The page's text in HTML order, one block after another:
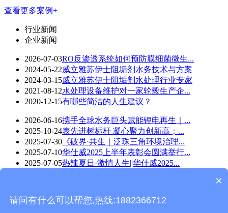
查看更多案例+
行业新闻
企业新闻
2026-07-03RO反渗透系统如何预防膜细菌微生...
2024-05-22威立雅苏伊士阻垢剂水务技术与方案
2024-03-15威立雅苏伊士阻垢剂水处理行业专家
2021-08-12水处理设备维护对一家轮毂生产企...
2020-12-15有哪些简洁的人生建议？
2026-06-16携手全球水务巨头赋能锂电再生｜...
2025-10-24表先进树标杆 凝心聚力创新高；...
2025-07-30 《破界·共生｜泛珠三角环境治理...
2025-07-10华仕威2025上半年表彰会圆满举行...
2025-07-05热辣夏日·激情人生||华仕威2025...
×
请问有什么可以帮您,热线:1882366712